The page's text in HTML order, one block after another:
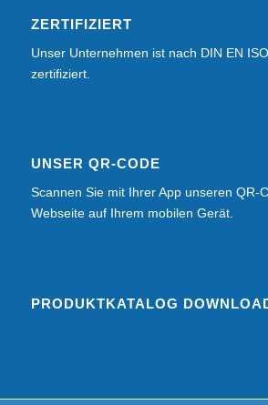
ZERTIFIZIERT
Unser Unternehmen ist nach DIN EN
zertifiziert.
UNSER QR-CODE
Scannen Sie mit Ihrer App unseren QR-
Webseite auf Ihrem mobilen Gerät.
PRODUKTKATALOG